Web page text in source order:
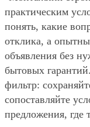
практическим
понять, какие
отклика, а
объявления без
бытовых
фильтр:
сопоставляйте
предложения, где